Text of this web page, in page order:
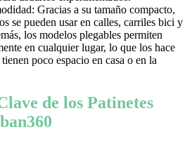
Gracias a su tamaño compacto,
se pueden usar en calles, carriles bici y
los modelos plegables permiten
en cualquier lugar, lo que los hace
poco espacio en casa o en la
de los Patinetes